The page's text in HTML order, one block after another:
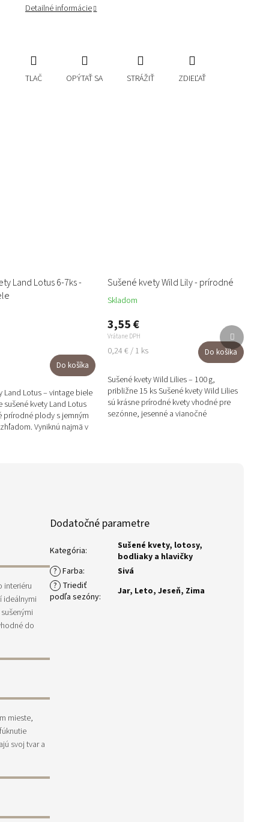
Detailné informácie
TLAČ OPÝTAŤ SA STRÁŽIŤ ZDIEĽAŤ
Land Lotus 6-7ks -
Do košíka
Land Lotus – vintage biele
sušené kvety Land Lotus
prírodné plody s jemným
Vyniknú najmä v
Sušené kvety Wild Lily - prírodné
Skladom
3,55 €
Vrátane DPH
Jednotková
0,24 € / 1 ks Do košíka
Sušené kvety Wild Lilies – 100 g,
približne 15 ks Sušené kvety Wild Lilies
sú krásne prírodné kvety vhodné pre
sezónne, jesenné a vianočné
Ďalší
produkt
interiéru
ideálnymi
do
mieste,
svoj tvar a
Dodatočné parametre
Kategória:
Sušené kvety, lotosy,
bodliaky a hlavičky
? Farba:
Sivá
? Triediť
podľa sezóny: Jar, Leto, Jeseň, Zima